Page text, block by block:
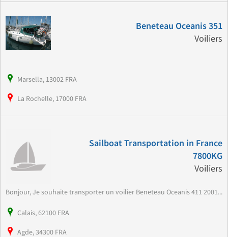
Beneteau Oceanis 351
Voiliers
Marsella, 13002 FRA
La Rochelle, 17000 FRA
Sailboat Transportation in France
7800KG
Voiliers
Bonjour, Je souhaite transporter un voilier Beneteau Oceanis 411 2001...
Calais, 62100 FRA
Agde, 34300 FRA